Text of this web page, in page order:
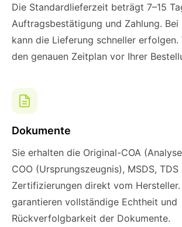
Die Standardlieferzeit beträgt 7–15
Auftragsbestätigung und Zahlung.
kann die Lieferung schneller
den genauen Zeitplan vor Ihrer
Dokumente
Sie erhalten die Original-COA
COO (Ursprungszeugnis), MSDS,
Zertifizierungen direkt vom
garantieren vollständige Echtheit und
Rückverfolgbarkeit der Dokumente.